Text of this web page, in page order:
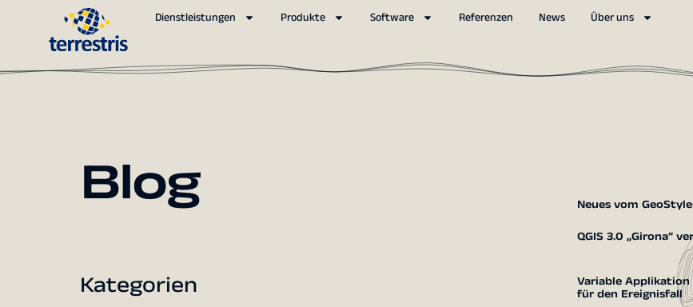
Dienstleistungen Produkte Software Referenzen News Über uns
Blog
Kategorien
Neues vom
QGIS 3.0 „Girona“
Variable
für den Ereignisfall